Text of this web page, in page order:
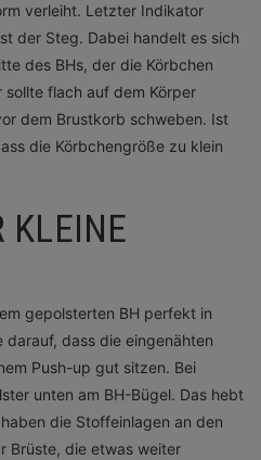
verleiht. Letzter Indikator
der Steg. Dabei handelt es sich
des BHs, der die Körbchen
flach auf dem Körper
dem Brustkorb schweben. Ist
die Körbchengröße zu klein
KLEINE
gepolsterten BH perfekt in
dass die eingenähten
Push-up gut sitzen. Bei
unten am BH-Bügel. Das hebt
die Stoffeinlagen an den
Brüste, die etwas weiter